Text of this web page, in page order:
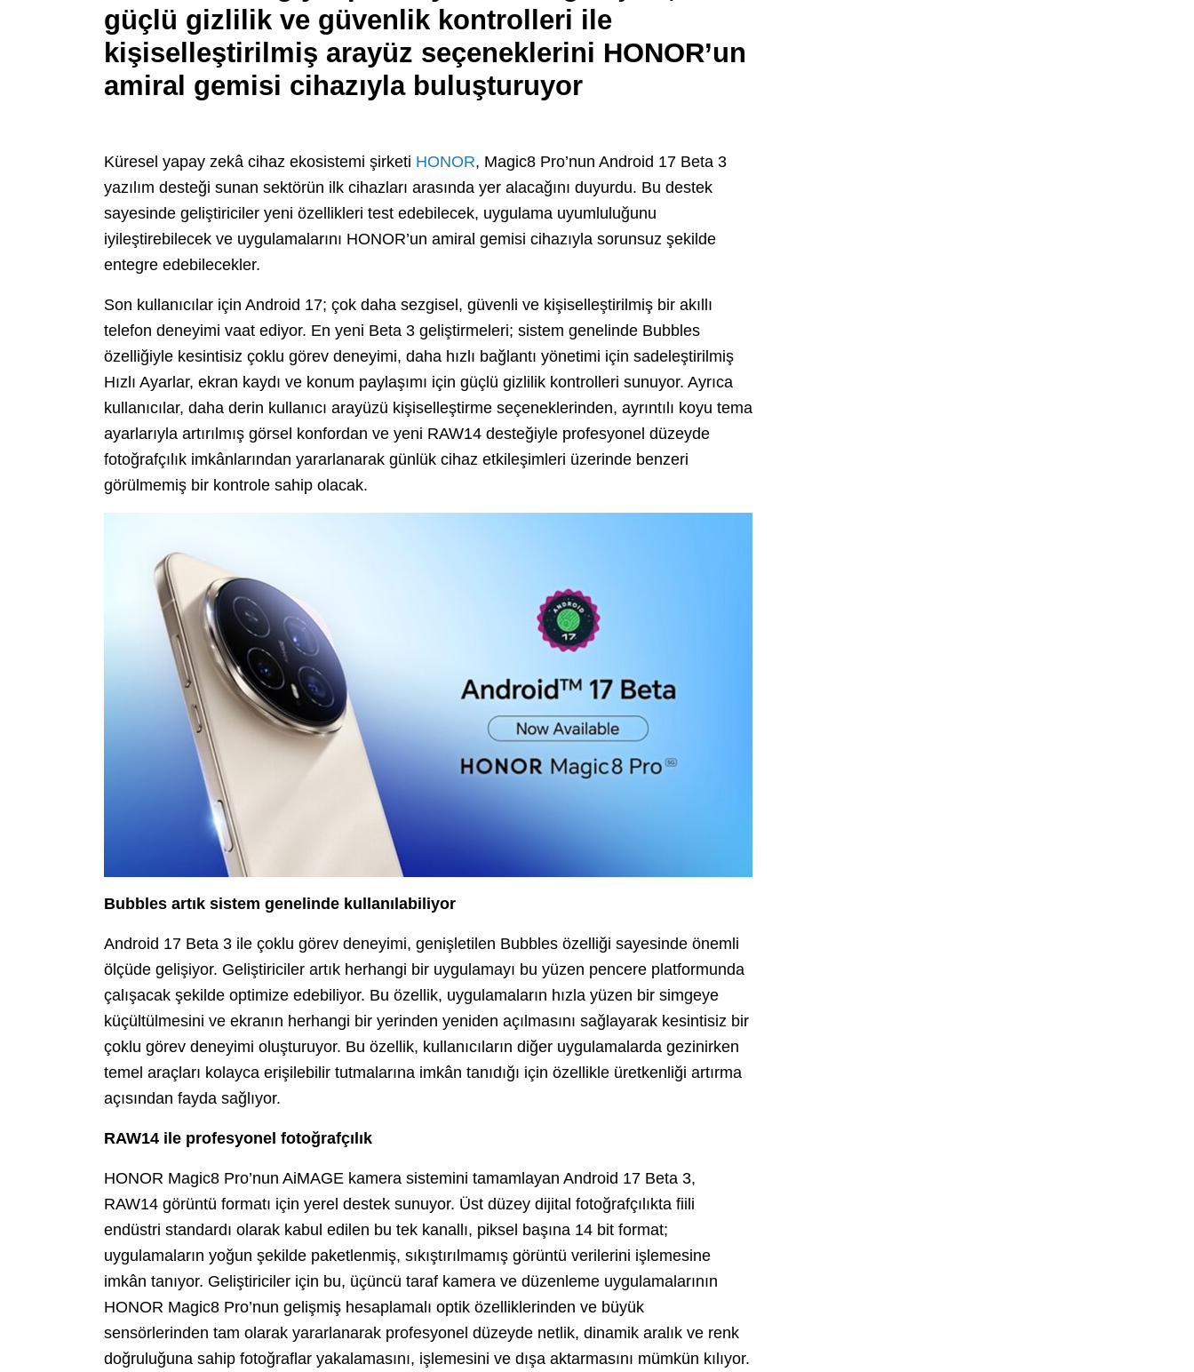
güçlü gizlilik ve güvenlik kontrolleri ile
kişiselleştirilmiş arayüz seçeneklerini HONOR’un
amiral gemisi cihazıyla buluşturuyor
Küresel yapay zekâ cihaz ekosistemi şirketi HONOR, Magic8 Pro’nun Android 17 Beta 3
yazılım desteği sunan sektörün ilk cihazları arasında yer alacağını duyurdu. Bu destek
sayesinde geliştiriciler yeni özellikleri test edebilecek, uygulama uyumluluğunu
iyileştirebilecek ve uygulamalarını HONOR’un amiral gemisi cihazıyla sorunsuz şekilde
entegre edebilecekler.
Son kullanıcılar için Android 17; çok daha sezgisel, güvenli ve kişiselleştirilmiş bir akıllı
telefon deneyimi vaat ediyor. En yeni Beta 3 geliştirmeleri; sistem genelinde Bubbles
özelliğiyle kesintisiz çoklu görev deneyimi, daha hızlı bağlantı yönetimi için sadeleştirilmiş
Hızlı Ayarlar, ekran kaydı ve konum paylaşımı için güçlü gizlilik kontrolleri sunuyor. Ayrıca
kullanıcılar, daha derin kullanıcı arayüzü kişiselleştirme seçeneklerinden, ayrıntılı koyu tema
ayarlarıyla artırılmış görsel konfordan ve yeni RAW14 desteğiyle profesyonel düzeyde
fotoğrafçılık imkânlarından yararlanarak günlük cihaz etkileşimleri üzerinde benzeri
görülmemiş bir kontrole sahip olacak.
Bubbles artık sistem genelinde kullanılabiliyor
Android 17 Beta 3 ile çoklu görev deneyimi, genişletilen Bubbles özelliği sayesinde önemli
ölçüde gelişiyor. Geliştiriciler artık herhangi bir uygulamayı bu yüzen pencere platformunda
çalışacak şekilde optimize edebiliyor. Bu özellik, uygulamaların hızla yüzen bir simgeye
küçültülmesini ve ekranın herhangi bir yerinden yeniden açılmasını sağlayarak kesintisiz bir
çoklu görev deneyimi oluşturuyor. Bu özellik, kullanıcıların diğer uygulamalarda gezinirken
temel araçları kolayca erişilebilir tutmalarına imkân tanıdığı için özellikle üretkenliği artırma
açısından fayda sağlıyor.
RAW14 ile profesyonel fotoğrafçılık
HONOR Magic8 Pro’nun AiMAGE kamera sistemini tamamlayan Android 17 Beta 3,
RAW14 görüntü formatı için yerel destek sunuyor. Üst düzey dijital fotoğrafçılıkta fiili
endüstri standardı olarak kabul edilen bu tek kanallı, piksel başına 14 bit format;
uygulamaların yoğun şekilde paketlenmiş, sıkıştırılmamış görüntü verilerini işlemesine
imkân tanıyor. Geliştiriciler için bu, üçüncü taraf kamera ve düzenleme uygulamalarının
HONOR Magic8 Pro’nun gelişmiş hesaplamalı optik özelliklerinden ve büyük
sensörlerinden tam olarak yararlanarak profesyonel düzeyde netlik, dinamik aralık ve renk
doğruluğuna sahip fotoğraflar yakalamasını, işlemesini ve dışa aktarmasını mümkün kılıyor.